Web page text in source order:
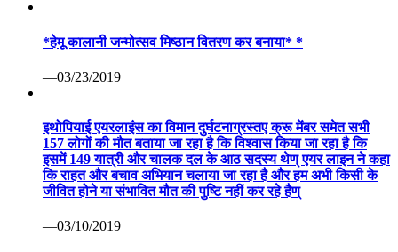
*हेमू कालानी जन्मोत्सव मिष्ठान वितरण कर बनाया* *
—03/23/2019
इथोपियाई एयरलाइंस का विमान दुर्घटनाग्रस्तए क्रू मेंबर समेत सभी
157 लोगों की मौत बताया जा रहा है कि विश्वास किया जा रहा है कि
इसमें 149 यात्री और चालक दल के आठ सदस्य थेण् एयर लाइन ने कहा
कि राहत और बचाव अभियान चलाया जा रहा है और हम अभी किसी के
जीवित होने या संभावित मौत की पुष्टि नहीं कर रहे हैण्
—03/10/2019